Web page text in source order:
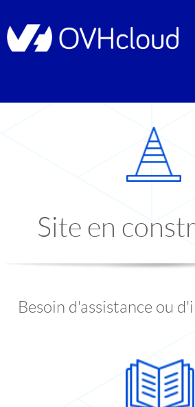
Site en
Besoin d'assistance ou